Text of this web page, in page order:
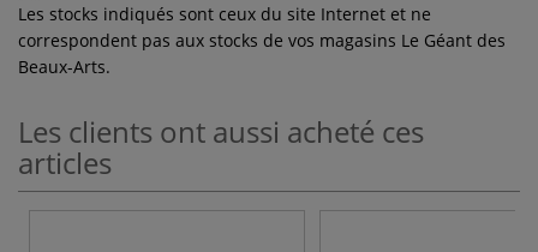
Les stocks indiqués sont ceux du site Internet et ne
correspondent pas aux stocks de vos magasins Le Géant des
Beaux-Arts.
Les clients ont aussi acheté ces
articles